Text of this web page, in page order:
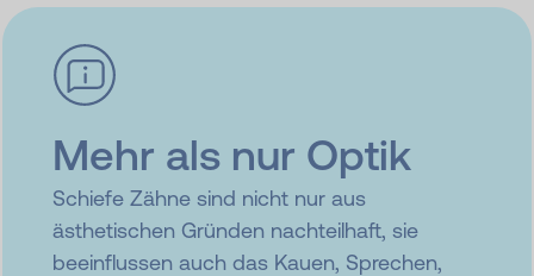
Mehr als nur Optik
Schiefe Zähne sind nicht nur aus
ästhetischen Gründen nachteilhaft, sie
beeinflussen auch das Kauen, Sprechen,